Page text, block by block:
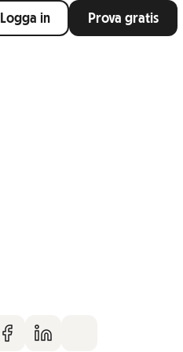
Logga in Prova gratis
Dela på
Dela på